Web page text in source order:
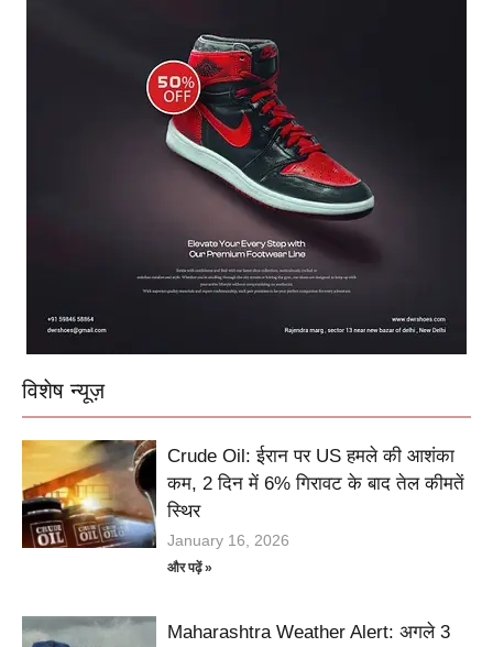
विशेष न्यूज़
Crude Oil: ईरान पर US हमले की आशंका
कम, 2 दिन में 6% गिरावट के बाद तेल कीमतें
स्थिर
January 16, 2026
और पढ़ें »
Maharashtra Weather Alert: अगले 3